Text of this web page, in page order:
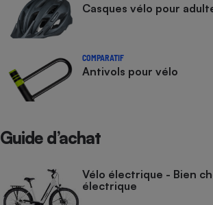
Casques vélo pour
COMPARATIF
Antivols pour vélo
Guide d’achat
Vélo électrique - Bien
électrique